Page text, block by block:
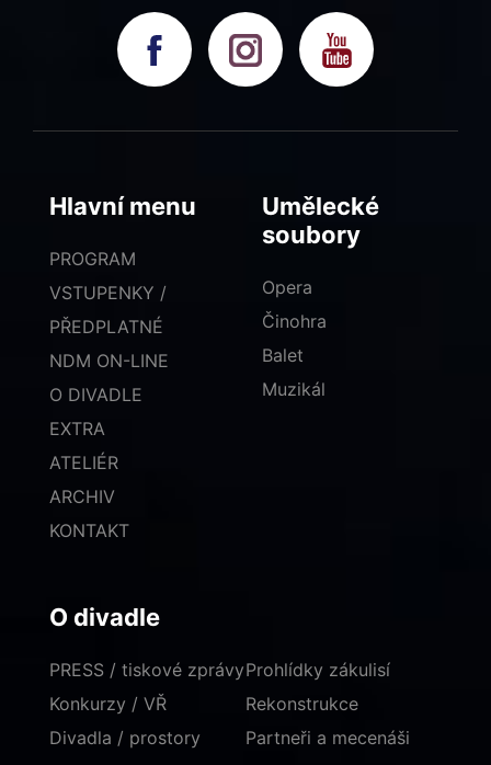
Hlavní menu
PROGRAM
VSTUPENKY /
PŘEDPLATNÉ
NDM ON-LINE
O DIVADLE
EXTRA
ATELIÉR
ARCHIV
KONTAKT
Umělecké
soubory
Opera
Činohra
Balet
Muzikál
O divadle
PRESS / tiskové zprávy
Konkurzy / VŘ
Divadla / prostory
Prohlídky zákulisí
Rekonstrukce
Partneři a mecenáši